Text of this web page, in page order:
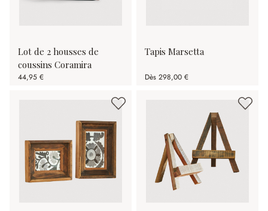
Lot de 2 housses de
coussins Coramira
44,95 €
Tapis Marsetta
Dès 298,00 €